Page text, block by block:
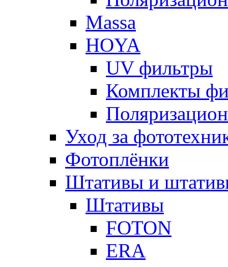
Massa
HOYA
UV фильтры
Комплекты
Уход за
Фотоплёнки
Штативы и
Штативы
FOTON
ERA